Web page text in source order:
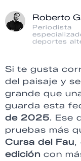
Roberto
Periodista
deportes
Si te gusta
del paisaje y
grande que
guarda esta
de 2025. Ese
pruebas más
Cursa del Fau,
edición con